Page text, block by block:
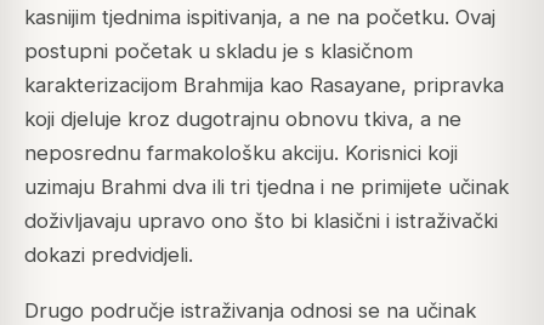
kasnijim tjednima ispitivanja, a ne na početku. Ovaj
postupni početak u skladu je s klasičnom
karakterizacijom Brahmija kao Rasayane, pripravka
koji djeluje kroz dugotrajnu obnovu tkiva, a ne
neposrednu farmakološku akciju. Korisnici koji
uzimaju Brahmi dva ili tri tjedna i ne primijete učinak
doživljavaju upravo ono što bi klasični i istraživački
dokazi predvidjeli.
Drugo područje istraživanja odnosi se na učinak